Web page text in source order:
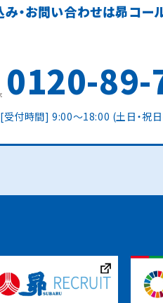
み・お問い合わせは昴コー
0120-89-
[受付時間] 9:00〜18:00 (土日・祝日